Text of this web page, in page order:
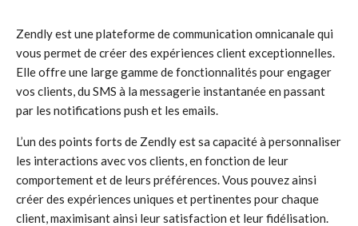
Zendly est une plateforme de communication omnicanale qui
vous permet de créer des expériences client exceptionnelles.
Elle offre une large gamme de fonctionnalités pour engager
vos clients, du SMS à la messagerie instantanée en passant
par les notifications push et les emails.
L’un des points forts de Zendly est sa capacité à personnaliser
les interactions avec vos clients, en fonction de leur
comportement et de leurs préférences. Vous pouvez ainsi
créer des expériences uniques et pertinentes pour chaque
client, maximisant ainsi leur satisfaction et leur fidélisation.